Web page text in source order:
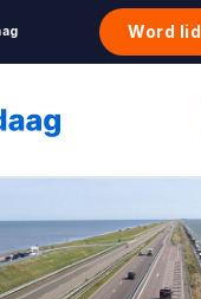
Word lid